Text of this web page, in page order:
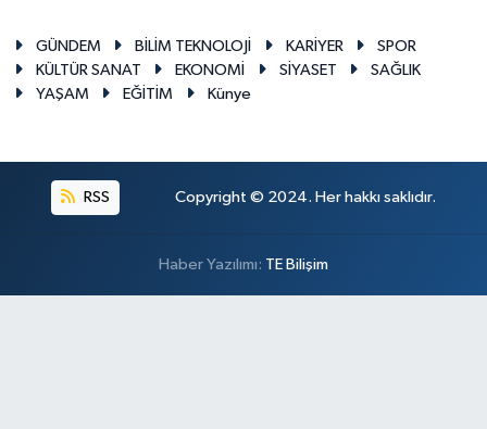
GÜNDEM BİLİM TEKNOLOJİ KARİYER
SPOR
KÜLTÜR SANAT
EKONOMİ SİYASET
SAĞLIK
YAŞAM
EĞİTİM Künye
RSS Copyright © 2024. Her hakkı saklıdır.
Haber Yazılımı: TE Bilişim